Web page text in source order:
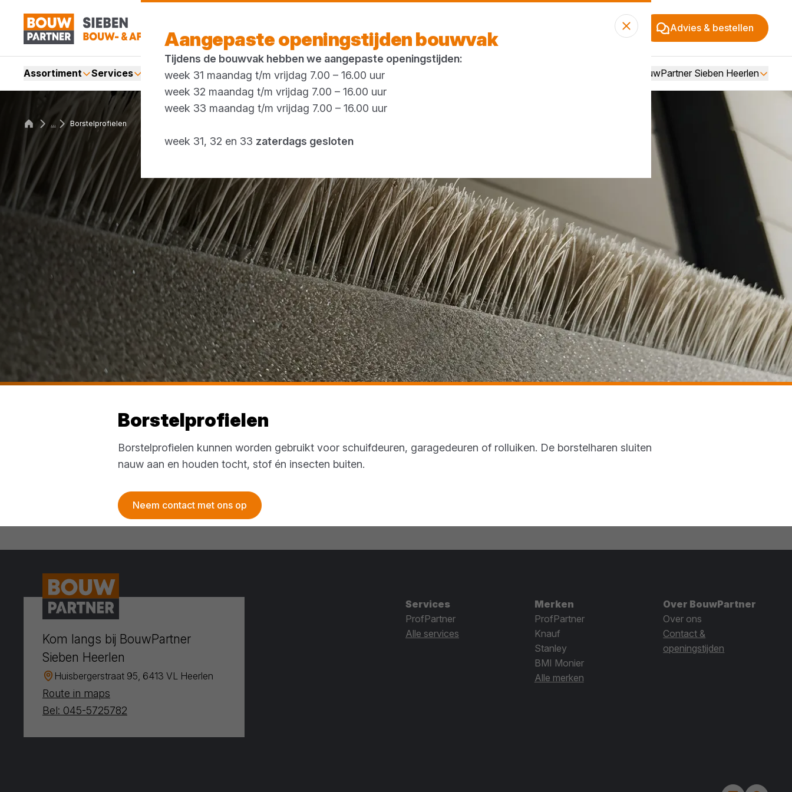
Advies & bestellen
Assortiment Services MerkenActiesBlogs Over BouwPartner Sieben Heerlen
... Borstelprofielen
Borstelprofielen
Borstelprofielen kunnen worden gebruikt voor schuifdeuren, garagedeuren of rolluiken. De borstelharen sluiten
nauw aan en houden tocht, stof én insecten buiten.
Neem contact met ons op
Aangepaste openingstijden bouwvak
Tijdens de bouwvak hebben we aangepaste openingstijden:
week 31 maandag t/m vrijdag 7.00 – 16.00 uur
week 32 maandag t/m vrijdag 7.00 – 16.00 uur
week 33 maandag t/m vrijdag 7.00 – 16.00 uur
week 31, 32 en 33 zaterdags gesloten
Kom langs bij BouwPartner
Sieben Heerlen
Huisbergerstraat 95, 6413 VL Heerlen
Route in maps
Bel: 045-5725782
Services
ProfPartner
Alle services
Merken
ProfPartner
Knauf
Stanley
BMI Monier
Alle merken
Over BouwPartner
Over ons
Contact &
openingstijden